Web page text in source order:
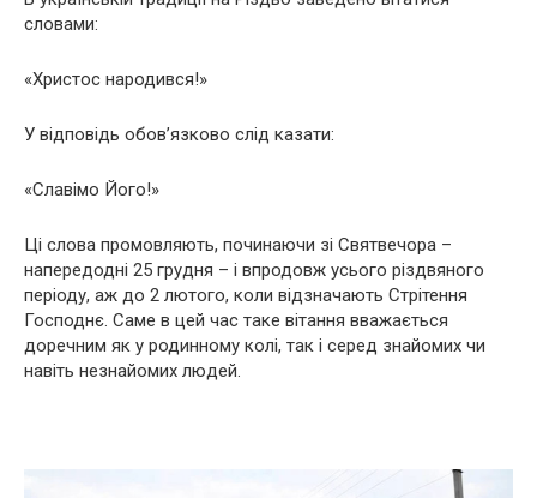
словами:
«Христос народився!»
У відповідь обов’язково слід казати:
«Славімо Його!»
Ці слова промовляють, починаючи зі Святвечора –
напередодні 25 грудня – і впродовж усього різдвяного
періоду, аж до 2 лютого, коли відзначають Стрітення
Господнє. Саме в цей час таке вітання вважається
доречним як у родинному колі, так і серед знайомих чи
навіть незнайомих людей.